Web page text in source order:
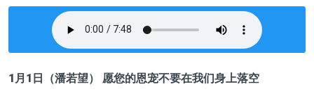
1月1日（潘若望） 愿您的恩宠不要在我们身上落空